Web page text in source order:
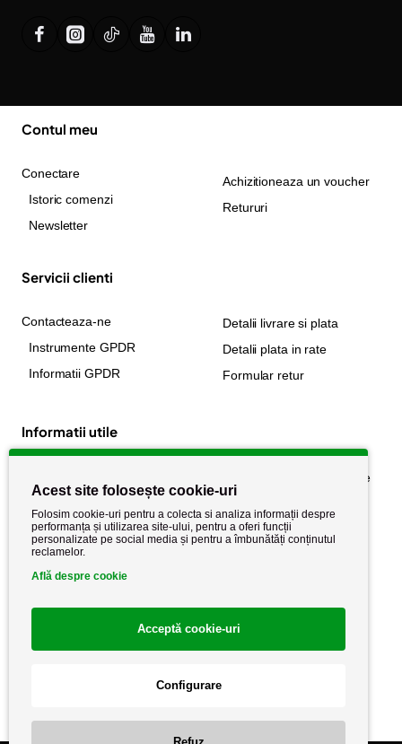
Contul meu
Conectare
Istoric comenzi
Newsletter
Achizitioneaza un voucher
Retururi
Servicii clienti
Contacteaza-ne
Instrumente GPDR
Informatii GPDR
Detalii livrare si plata
Detalii plata in rate
Formular retur
Informatii utile
Politica de cookie
Politica de confidențialitate
Termeni si conditii
Acest site folosește cookie-uri
Folosim cookie-uri pentru a colecta si analiza informații despre
performanța și utilizarea site-ului, pentru a oferi funcții
personalizate pe social media și pentru a îmbunătăți conținutul
reclamelor.
Află despre cookie
Acceptă cookie-uri
Configurare